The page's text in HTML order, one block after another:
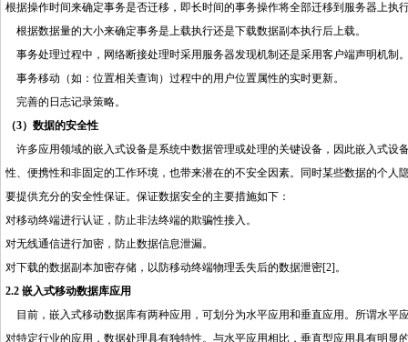
根据操作时间来确定事务是否迁移，即长时间的事务操作将全部迁移到服务器上执
根据数据量的大小来确定事务是上载执行还是下载数据副本执行后上载。
事务处理过程中，网络断接处理时采用服务器发现机制还是采用客户端声明机制
事务移动（如：位置相关查询）过程中的用户位置属性的实时更新。
完善的日志记录策略。
（3）数据的安全性
许多应用领域的嵌入式设备是系统中数据管理或处理的关键设备，因此嵌入式设
性、便携性和非固定的工作环境，也带来潜在的不安全因素。同时某些数据的个
要提供充分的安全性保证。保证数据安全的主要措施如下：
对移动终端进行认证，防止非法终端的欺骗性接入。
对无线通信进行加密，防止数据信息泄漏。
对下载的数据副本加密存储，以防移动终端物理丢失后的数据泄密[2]。
2.2 嵌入式移动数据库应用
目前，嵌入式移动数据库有两种应用，可划分为水平应用和垂直应用。所谓水平
对特定行业的应用，数据处理具有独特性。与水平应用相比，垂直型应用具有明